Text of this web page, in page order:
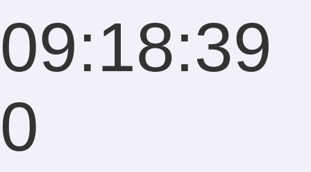
09:18:39
0